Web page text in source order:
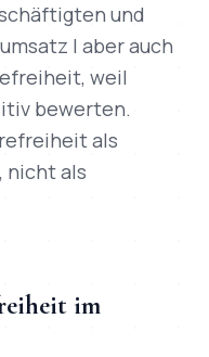
und
| aber auch
weil
bewerten.
als
nicht als
im